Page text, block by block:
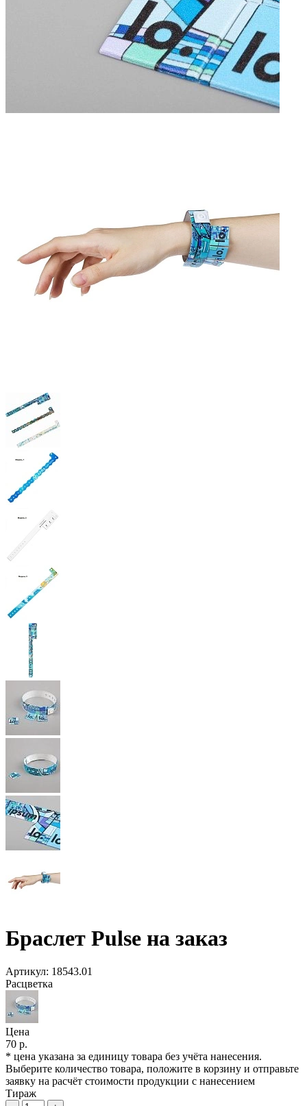
Браслет Pulse на заказ
Артикул: 18543.01
Расцветка
Цена
70 р.
* цена указана за единицу товара без учёта нанесения.
Выберите количество товара, положите в корзину и отправьте
заявку на расчёт стоимости продукции с нанесением
Тираж